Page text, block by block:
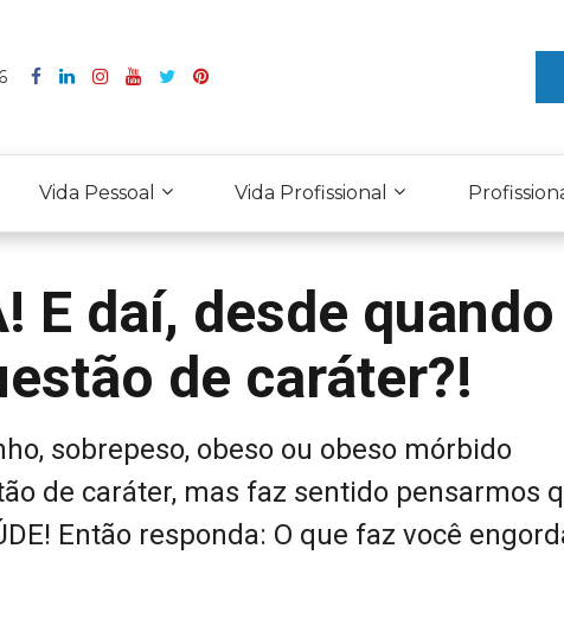
Vida Pessoal Vida Profissional
E daí, desde quando
de caráter?!
sobrepeso, obeso ou obeso mórbido
de caráter, mas faz sentido pensarmos
Então responda: O que faz você